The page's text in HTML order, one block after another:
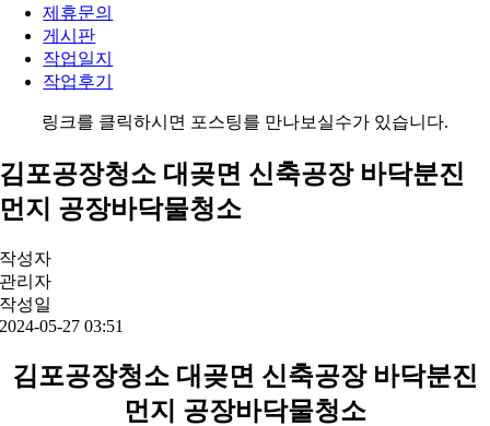
제휴문의
게시판
작업일지
작업후기
링크를 클릭하시면 포스팅를 만나보실수가 있습니다.
김포공장청소 대곶면 신축공장 바닥분진
먼지 공장바닥물청소
작성자
관리자
작성일
2024-05-27 03:51
김포공장청소 대곶면 신축공장 바닥분진
먼지 공장바닥물청소